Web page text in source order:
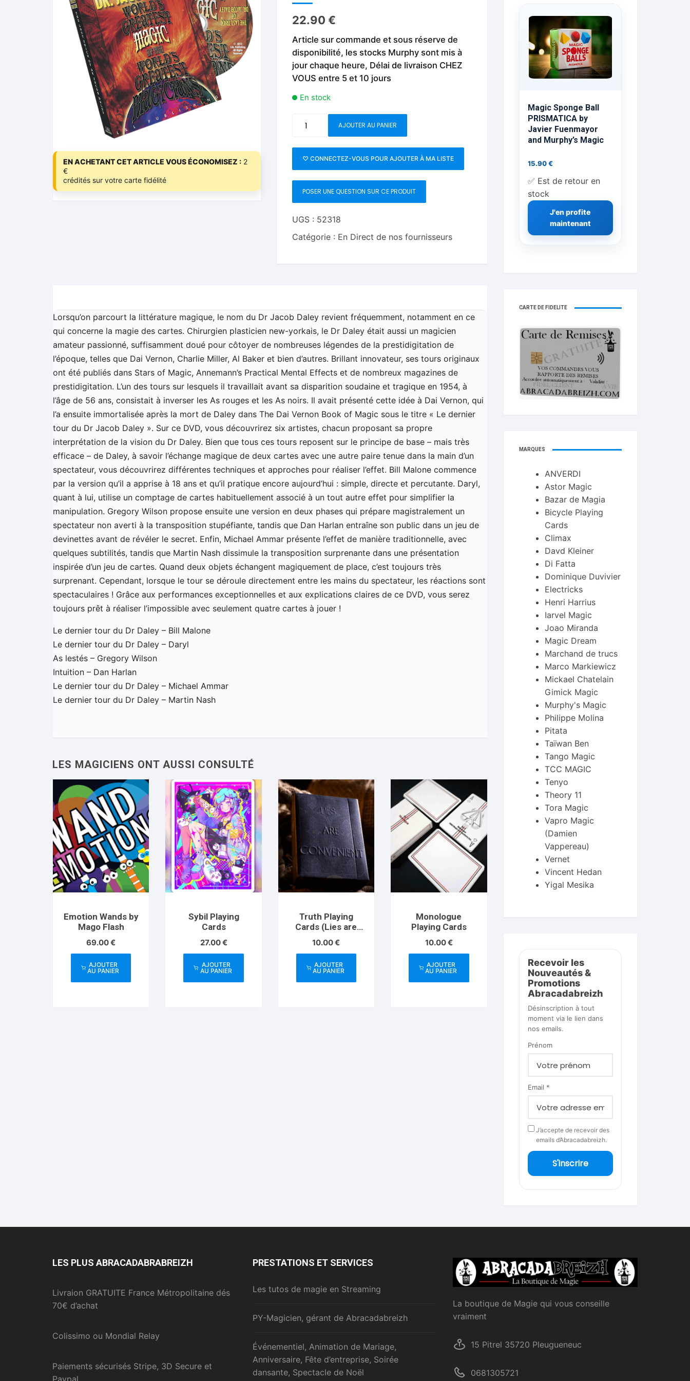
Liquides C.Up
Magie Numérique
Pièces-Billets
Foulards
Grandes illusions
Liquides
Mentalisme salon et scène
Pièces-Billets
Livres de tours de Pièces
Livres sur la Magie
impromptue
Livres en Anglais
Neige, rubans, FP, Foulards …
Les Recharges
EN ACHETANT CET ARTICLE VOUS ÉCONOMISEZ : 2
€
crédités sur votre carte fidélité
22.90€
Article sur commande et sous réserve de
disponibilité, les stocks Murphy sont mis à
jour chaque heure, Délai de livraison CHEZ
VOUS entre 5 et 10 jours
En stock
Greatest
Magic:
The
Last
Trick
of
Jacob
DVD
AJOUTER AU PANIER
♡ CONNECTEZ-VOUS POUR AJOUTER À MA LISTE
POSER UNE QUESTION SUR CE PRODUIT
UGS : 52318
Catégorie : En Direct de nos fournisseurs
Lorsqu’on parcourt la littérature magique, le nom du Dr Jacob Daley revient fréquemment, notamment en ce
qui concerne la magie des cartes. Chirurgien plasticien new-yorkais, le Dr Daley était aussi un magicien
amateur passionné, suffisamment doué pour côtoyer de nombreuses légendes de la prestidigitation de
l’époque, telles que Dai Vernon, Charlie Miller, Al Baker et bien d’autres. Brillant innovateur, ses tours originaux
ont été publiés dans Stars of Magic, Annemann’s Practical Mental Effects et de nombreux magazines de
prestidigitation. L’un des tours sur lesquels il travaillait avant sa disparition soudaine et tragique en 1954, à
l’âge de 56 ans, consistait à inverser les As rouges et les As noirs. Il avait présenté cette idée à Dai Vernon, qui
l’a ensuite immortalisée après la mort de Daley dans The Dai Vernon Book of Magic sous le titre « Le dernier
tour du Dr Jacob Daley ». Sur ce DVD, vous découvrirez six artistes, chacun proposant sa propre
interprétation de la vision du Dr Daley. Bien que tous ces tours reposent sur le principe de base – mais très
efficace – de Daley, à savoir l’échange magique de deux cartes avec une autre paire tenue dans la main d’un
spectateur, vous découvrirez différentes techniques et approches pour réaliser l’effet. Bill Malone commence
par la version qu’il a apprise à 18 ans et qu’il pratique encore aujourd’hui : simple, directe et percutante. Daryl,
quant à lui, utilise un comptage de cartes habituellement associé à un tout autre effet pour simplifier la
manipulation. Gregory Wilson propose ensuite une version en deux phases qui prépare magistralement un
spectateur non averti à la transposition stupéfiante, tandis que Dan Harlan entraîne son public dans un jeu de
devinettes avant de révéler le secret. Enfin, Michael Ammar présente l’effet de manière traditionnelle, avec
quelques subtilités, tandis que Martin Nash dissimule la transposition surprenante dans une présentation
inspirée d’un jeu de cartes. Quand deux objets échangent magiquement de place, c’est toujours très
surprenant. Cependant, lorsque le tour se déroule directement entre les mains du spectateur, les réactions sont
spectaculaires ! Grâce aux performances exceptionnelles et aux explications claires de ce DVD, vous serez
toujours prêt à réaliser l’impossible avec seulement quatre cartes à jouer !
Le dernier tour du Dr Daley – Bill Malone
Le dernier tour du Dr Daley – Daryl
As lestés – Gregory Wilson
Intuition – Dan Harlan
Le dernier tour du Dr Daley – Michael Ammar
Le dernier tour du Dr Daley – Martin Nash
Emotion Wands by
Mago Flash
69.00€
AJOUTER
AU PANIER
Sybil Playing
Cards
27.00€
AJOUTER
AU PANIER
Truth Playing
Cards (Lies are
Convenient)
10.00€
AJOUTER
AU PANIER
Monologue
Playing Cards
10.00€
AJOUTER
AU PANIER
Magic Sponge Ball
PRISMATICA by
Javier Fuenmayor
and Murphy’s Magic
15.90€
✅ Est de retour en
stock
J'en profite
maintenant
CARTE DE FIDELITÉ
MARQUES
ANVERDI
Astor Magic
Bazar de Magia
Bicycle Playing
Cards
Climax
Davd Kleiner
Di Fatta
Dominique Duvivier
Electricks
Henri Harrius
Iarvel Magic
Joao Miranda
Magic Dream
Marchand de trucs
Marco Markiewicz
Mickael Chatelain
Gimick Magic
Murphy's Magic
Philippe Molina
Pitata
Taïwan Ben
Tango Magic
TCC MAGIC
Tenyo
Theory 11
Tora Magic
Vapro Magic
(Damien
Vappereau)
Vernet
Vincent Hedan
Yigal Mesika
Recevoir les
Nouveautés &
Promotions
Abracadabreizh
Désinscription à tout
moment via le lien dans
nos emails.
Prénom
Email *
J’accepte de recevoir des
emails d’Abracadabreizh.
S'inscrire
LES PLUS ABRACADABRABREIZH
Livraion GRATUITE France Métropolitaine dés
70€ d’achat
Colissimo ou Mondial Relay
Paiements sécurisés Stripe, 3D Secure et
PRESTATIONS ET SERVICES
Les tutos de magie en Streaming
PY-Magicien, gérant de Abracadabreizh
Événementiel, Animation de Mariage,
Anniversaire, Fête d’entreprise, Soirée
dansante, Spectacle de Noël
La boutique de Magie qui vous conseille
vraiment
15 Pitrel 35720 Pleugueneuc
0681305721